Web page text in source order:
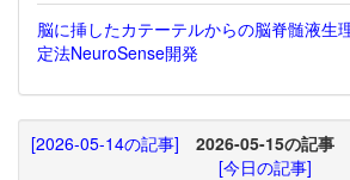
脳に挿したカテーテルからの脳脊髄液生
定法NeuroSense開発
[2026-05-14の記事] 2026-05-15の記事
[今日の記事]